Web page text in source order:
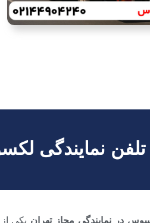
تلفن نمایندگی
در نمایندگی مجاز تهران یکی